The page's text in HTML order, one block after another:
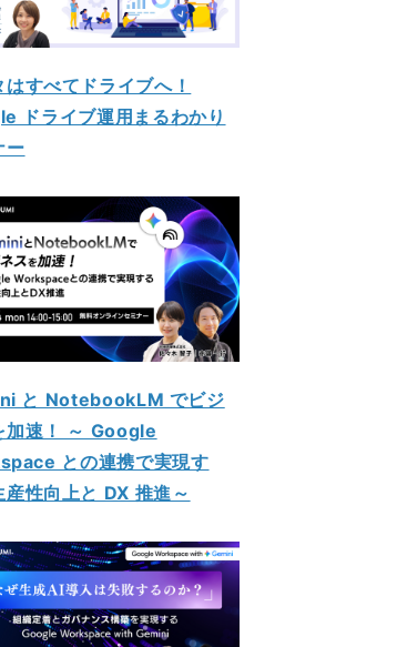
はすべてドライブへ！
ドライブ運用まるわかり
ー
と NotebookLM でビジ
加速！ ～ Google
との連携で実現す
産性向上と DX 推進～